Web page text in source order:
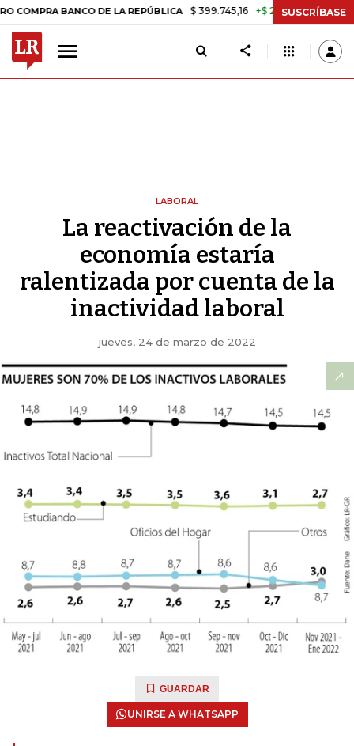
BANCO DE LA REPÚBLICA $ 399.745,16 +$ 2.295,71 +0,58% TASA
SUSCRÍBASE
LABORAL
La reactivación de la
economía estaría
ralentizada por cuenta de la
inactividad laboral
jueves, 24 de marzo de 2022
GUARDAR
UNIRSE A WHATSAPP